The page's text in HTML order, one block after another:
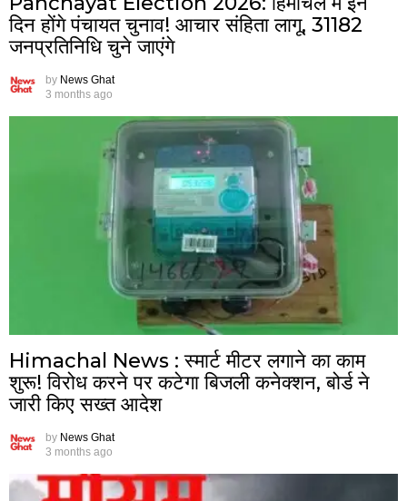
दिन होंगे पंचायत चुनाव! आचार संहिता लागू, 31182
जनप्रतिनिधि चुने जाएंगे
by News Ghat
3 months ago
Himachal News : स्मार्ट मीटर लगाने का काम
शुरू! विरोध करने पर कटेगा बिजली कनेक्शन, बोर्ड ने
जारी किए सख्त आदेश
by News Ghat
3 months ago